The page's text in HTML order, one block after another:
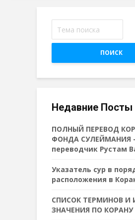
ПОИСК
Недавние Посты
ПОЛНЫЙ ПЕРЕВОД
ФОНДА СУЛЕЙМАНИЯ
переводчик Рустам
Указатель сур в
расположения в
СПИСОК ТЕРМИНОВ И
ЗНАЧЕНИЯ ПО КОРАНУ